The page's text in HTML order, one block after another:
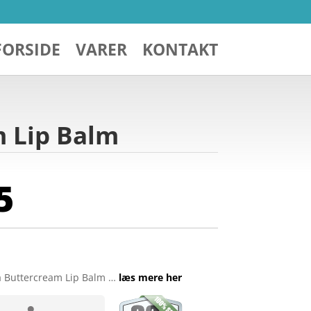
VARER KONTAKT
Lip Balm
Lip Balm … læs mere her